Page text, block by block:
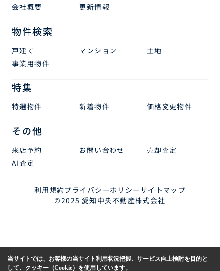
会社概要
更新情報
物件検索
戸建て マンション
土地
事業用物件
特集
特選物件 新着物件 価格変更物件
その他
来店予約 お問い合わせ
売却査定
AI査定
利用規約プライバシーポリシーサイトマップ
©2025 愛知中央不動産株式会社
当サイトでは、お客様の当サイト利用状況把握、サービス向上検討を目的と
して、クッキー（Cookie）を使用しています。